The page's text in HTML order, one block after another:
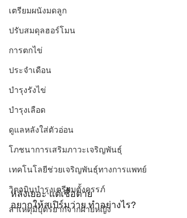
เตรียมผนังมดลูก
ปรับสมดุลฮอร์โมน
การตกไข่
ประจำเดือน
บำรุงรังไข่
บำรุงเลือด
ดูแลหลังใส่ตัวอ่อน
โภชนาการเสริมภาวะเจริญพันธุ์
เทคโนโลยีช่วยเจริญพันธุ์ทางการแพทย์
วิตามินบำรุงเตรียมตั้งครรภ์
สาเหตุมีบุตรยากจากฝ่ายหญิง
หลั่งเยอะ แต่เชื้อตาย
อยากให้สเปิร์มว่าย ทำอย่างไร?